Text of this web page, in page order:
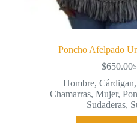
Poncho Afelpado
$
$650.00
Hombre,Cárdigan
Chamarras,Mujer,
Sudaderas,